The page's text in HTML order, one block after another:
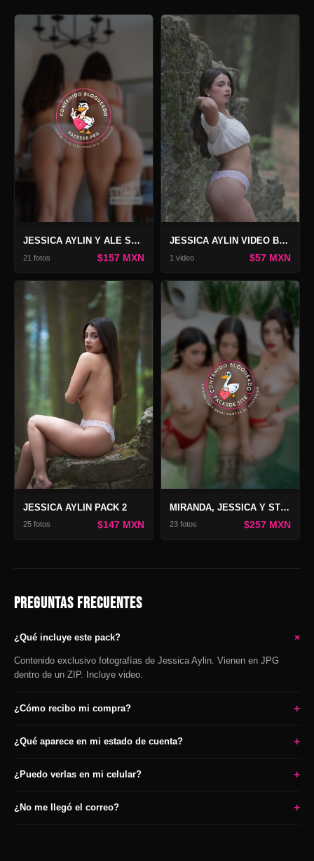
JESSICA AYLIN Y ALE SÁNCHEZ PACK FANTASY
21 fotos $157 MXN
JESSICA AYLIN VIDEO BOSQUE DESNUDO
1 video $57 MXN
JESSICA AYLIN PACK 2
25 fotos $147 MXN
MIRANDA, JESSICA Y STEF PACK SUNKISSED 3
23 fotos $257 MXN
PREGUNTAS FRECUENTES
¿Qué incluye este pack? +
Contenido exclusivo fotografías de Jessica Aylin. Vienen en JPG
dentro de un ZIP. Incluye video.
¿Cómo recibo mi compra? +
¿Qué aparece en mi estado de cuenta? +
¿Puedo verlas en mi celular? +
¿No me llegó el correo? +